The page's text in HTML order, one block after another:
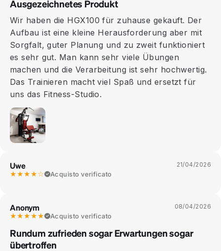
Ausgezeichnetes Produkt
Wir haben die HGX100 für zuhause gekauft. Der
Aufbau ist eine kleine Herausforderung aber mit
Sorgfalt, guter Planung und zu zweit funktioniert
es sehr gut. Man kann sehr viele Übungen
machen und die Verarbeitung ist sehr hochwertig.
Das Trainieren macht viel Spaß und ersetzt für
uns das Fitness-Studio.
Uwe
★★★★☆ Acquisto verificato
21/04/2026
Anonym
★★★★★ Acquisto verificato
08/04/2026
Rundum zufrieden sogar Erwartungen sogar
übertroffen